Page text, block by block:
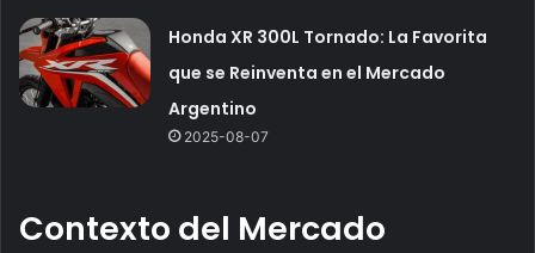
Honda XR 300L Tornado: La Favorita
que se Reinventa en el Mercado
Argentino
2025-08-07
Contexto del Mercado